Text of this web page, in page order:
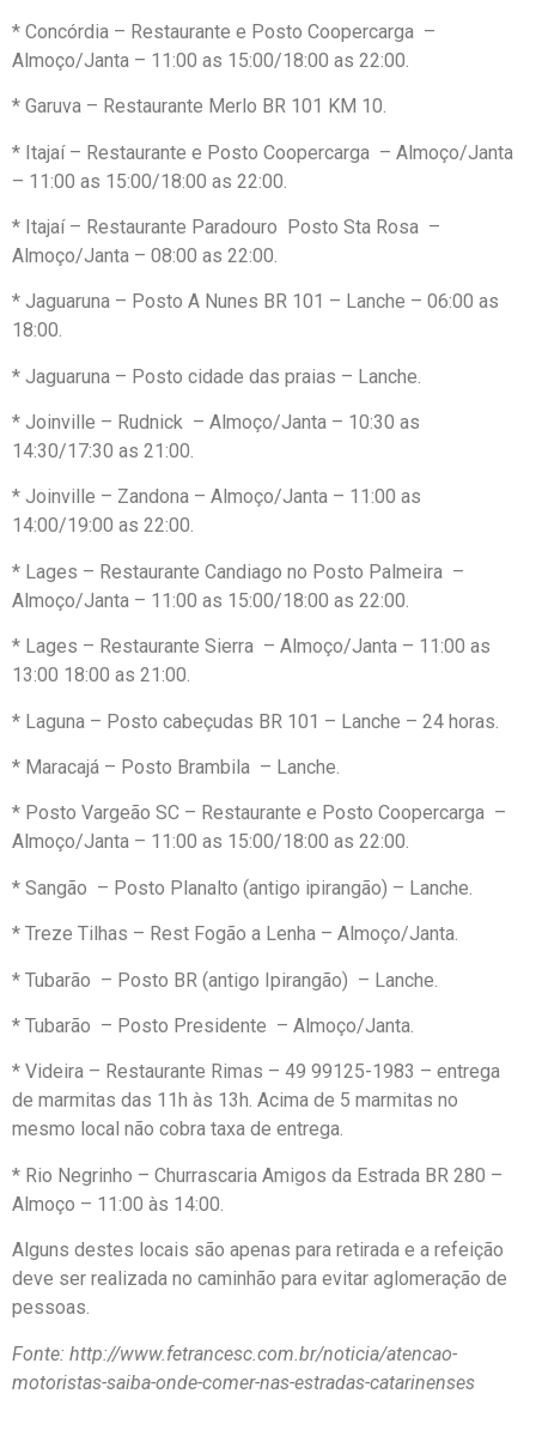
* Concórdia – Restaurante e Posto Coopercarga –
Almoço/Janta – 11:00 as 15:00/18:00 as 22:00.
* Garuva – Restaurante Merlo BR 101 KM 10.
* Itajaí – Restaurante e Posto Coopercarga – Almoço/Janta
– 11:00 as 15:00/18:00 as 22:00.
* Itajaí – Restaurante Paradouro Posto Sta Rosa –
Almoço/Janta – 08:00 as 22:00.
* Jaguaruna – Posto A Nunes BR 101 – Lanche – 06:00 as
18:00.
* Jaguaruna – Posto cidade das praias – Lanche.
* Joinville – Rudnick – Almoço/Janta – 10:30 as
14:30/17:30 as 21:00.
* Joinville – Zandona – Almoço/Janta – 11:00 as
14:00/19:00 as 22:00.
* Lages – Restaurante Candiago no Posto Palmeira –
Almoço/Janta – 11:00 as 15:00/18:00 as 22:00.
* Lages – Restaurante Sierra – Almoço/Janta – 11:00 as
13:00 18:00 as 21:00.
* Laguna – Posto cabeçudas BR 101 – Lanche – 24 horas.
* Maracajá – Posto Brambila – Lanche.
* Posto Vargeão SC – Restaurante e Posto Coopercarga –
Almoço/Janta – 11:00 as 15:00/18:00 as 22:00.
* Sangão – Posto Planalto (antigo ipirangão) – Lanche.
* Treze Tilhas – Rest Fogão a Lenha – Almoço/Janta.
* Tubarão – Posto BR (antigo Ipirangão) – Lanche.
* Tubarão – Posto Presidente – Almoço/Janta.
* Videira – Restaurante Rimas – 49 99125-1983 – entrega
de marmitas das 11h às 13h. Acima de 5 marmitas no
mesmo local não cobra taxa de entrega.
* Rio Negrinho – Churrascaria Amigos da Estrada BR 280 –
Almoço – 11:00 às 14:00.
Alguns destes locais são apenas para retirada e a refeição
deve ser realizada no caminhão para evitar aglomeração de
pessoas.
Fonte: http://www.fetrancesc.com.br/noticia/atencao-
motoristas-saiba-onde-comer-nas-estradas-catarinenses